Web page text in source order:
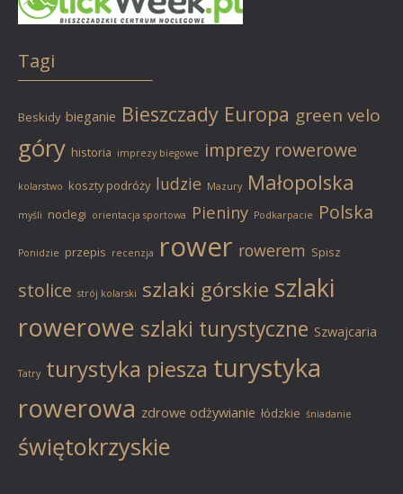
Tagi
Beskidy bieganie Bieszczady Europa green velo
góry historia imprezy biegowe imprezy rowerowe
kolarstwo koszty podróży ludzie Mazury Małopolska
myśli noclegi orientacja sportowa Pieniny Podkarpacie Polska
Ponidzie przepis recenzja rower rowerem Spisz
stolice strój kolarski szlaki górskie szlaki
rowerowe szlaki turystyczne Szwajcaria
Tatry turystyka piesza turystyka
rowerowa zdrowe odżywianie łódzkie śniadanie
świętokrzyskie